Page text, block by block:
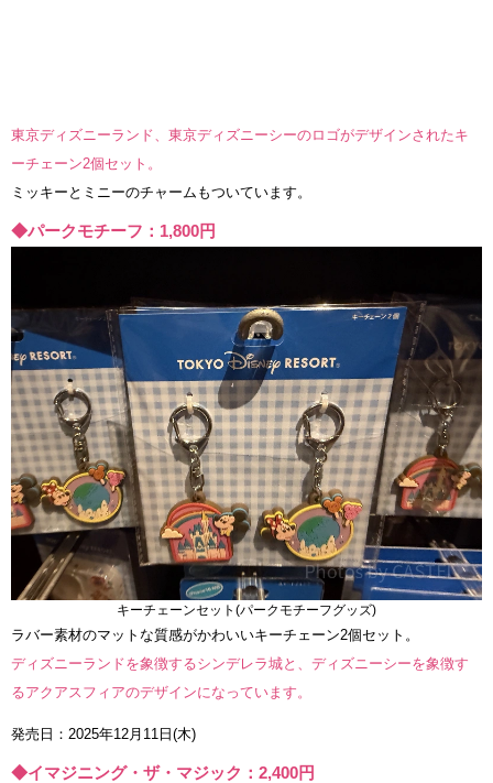
東京ディズニーランド、東京ディズニーシーのロゴがデザインされたキ
ーチェーン2個セット。
ミッキーとミニーのチャームもついています。
◆パークモチーフ：1,800円
キーチェーンセット(パークモチーフグッズ)
ラバー素材のマットな質感がかわいいキーチェーン2個セット。
ディズニーランドを象徴するシンデレラ城と、ディズニーシーを象徴す
るアクアスフィアのデザインになっています。
発売日：2025年12月11日(木)
◆イマジニング・ザ・マジック：2,400円